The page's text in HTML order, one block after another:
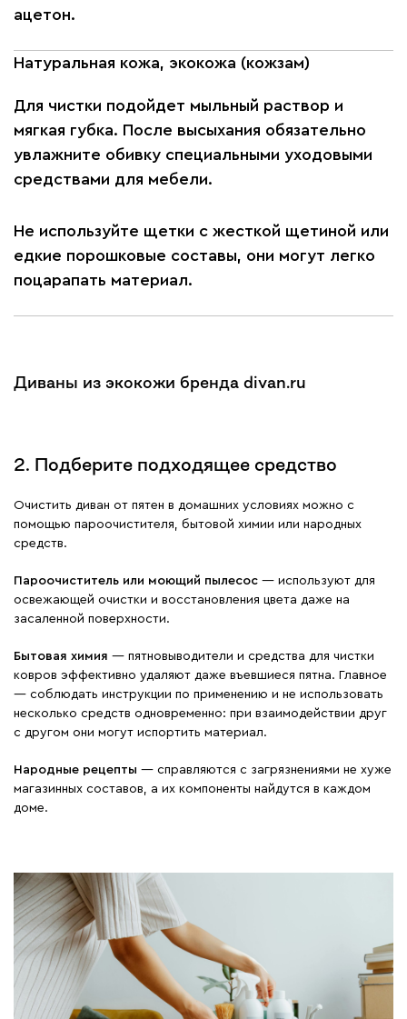
ацетон.
Натуральная кожа, экокожа (кожзам)
Для чистки подойдет мыльный раствор и
мягкая губка. После высыхания обязательно
увлажните обивку специальными уходовыми
средствами для мебели.
Не используйте щетки с жесткой щетиной или
едкие порошковые составы, они могут легко
поцарапать материал.
Диваны из экокожи бренда divan.ru
2. Подберите подходящее средство
Очистить диван от пятен в домашних условиях можно с
помощью пароочистителя, бытовой химии или народных
средств.
Пароочиститель или моющий пылесос — используют для
освежающей очистки и восстановления цвета даже на
засаленной поверхности.
Бытовая химия — пятновыводители и средства для чистки
ковров эффективно удаляют даже въевшиеся пятна. Главное
— соблюдать инструкции по применению и не использовать
несколько средств одновременно: при взаимодействии друг
с другом они могут испортить материал.
Народные рецепты — справляются с загрязнениями не хуже
магазинных составов, а их компоненты найдутся в каждом
доме.